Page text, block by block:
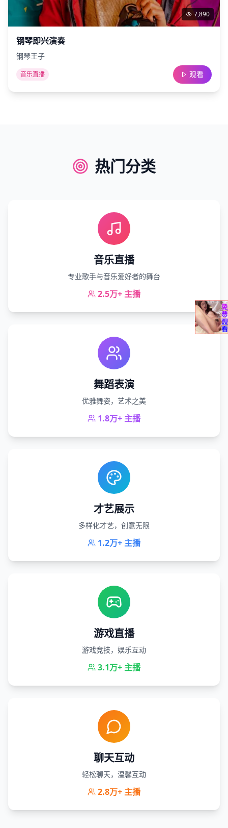
7,890
钢琴即兴演奏
钢琴王子
音乐直播 观看
热门分类
音乐直播
专业歌手与音乐爱好者的舞台
2.5万+ 主播
舞蹈表演
优雅舞姿，艺术之美
1.8万+ 主播
才艺展示
多样化才艺，创意无限
1.2万+ 主播
游戏直播
游戏竞技，娱乐互动
3.1万+ 主播
聊天互动
轻松聊天，温馨互动
2.8万+ 主播